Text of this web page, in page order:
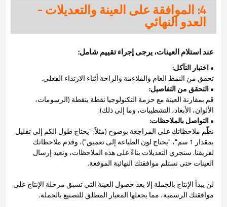
4: الموافقة على العينة والتعديلات -
العدو النهائي
عند استلام العينات، يرجى إجراء تقييم شامل:
• اختبار التآكل:
تحقق من النمط العام والملاءمة والراحة أثناء الارتداء الفعلي.
• التحقق من التفاصيل:
قم بمقارنة العينة مع حزمة التكنولوجيا نقطة بنقطة (الرسومات،
الألوان، الأبعاد، التشطيبات، وما إلى ذلك).
• التواصل بالملاحظات:
نظّم ملاحظاتك على المراجعة بوضوح (مثلاً: "يحتاج طول الكم إلى تقليل
بمقدار 1 سم"، "يحتاج لون الطباعة إلى تعميق")، وقدم ملاحظاتك
لفريقنا. سنجري التعديلات بناءً على هذه الملاحظات، ونعيد إرسال
العينات حتى نستلم موافقتك النهائية الموقعة.
لن يبدأ الإنتاج بالجملة إلا بعد حصول العينة التي تسبق مرحلة الإنتاج على
موافقتك الرسمية، مما يجعلها المعيار المطلق للتصنيع بالجملة.